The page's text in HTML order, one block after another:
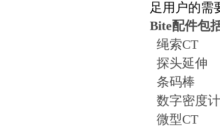
足用户的需
Bite配件包
绳索CT
探头延伸
条码棒
数字密度计
微型CT